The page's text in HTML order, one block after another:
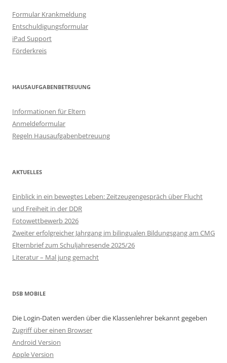
Formular Krankmeldung
Entschuldigungsformular
iPad Support
Förderkreis
HAUSAUFGABENBETREUUNG
Informationen für Eltern
Anmeldeformular
Regeln Hausaufgabenbetreuung
AKTUELLES
Einblick in ein bewegtes Leben: Zeitzeugengespräch über Flucht
und Freiheit in der DDR
Fotowettbewerb 2026
Zweiter erfolgreicher Jahrgang im bilingualen Bildungsgang am CMG
Elternbrief zum Schuljahresende 2025/26
Literatur – Mal jung gemacht
DSB MOBILE
Die Login-Daten werden über die Klassenlehrer bekannt gegeben
Zugriff über einen Browser
Android Version
Apple Version